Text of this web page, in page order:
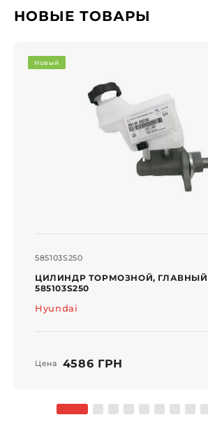
НОВЫЕ ТОВАРЫ
Новый
585103S250
ЦИЛИНДР ТОРМОЗНОЙ, ГЛАВНЫЙ
585103S250
Hyundai
Цена 4586 ГРН